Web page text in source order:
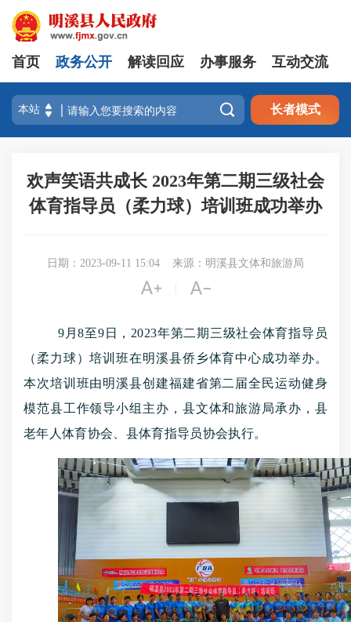
首页 政务公开 解读回应 办事服务 互动交流
 长者模式
欢声笑语共成长 2023年第二期三级社会
体育指导员（柔力球）培训班成功举办
日期：2023-09-11 15:04 来源：明溪县文体和旅游局
 
9月8至9日，2023年第二期三级社会体育指导员
（柔力球）培训班在明溪县侨乡体育中心成功举办。
本次培训班由明溪县创建福建省第二届全民运动健身
模范县工作领导小组主办，县文体和旅游局承办，县
老年人体育协会、县体育指导员协会执行。